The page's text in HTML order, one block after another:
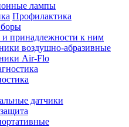
лампы
Профилактика
принадлежности к ним
воздушно-абразивные
Air-Flo
датчики